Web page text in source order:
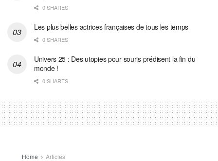
0 SHARES
Les plus belles actrices françaises de tous les temps
0 SHARES
Univers 25 : Des utopies pour souris prédisent la fin du
monde !
0 SHARES
Home Articles